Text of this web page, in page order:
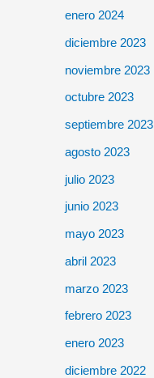
enero 2024
diciembre 2023
noviembre 2023
octubre 2023
septiembre 2023
agosto 2023
julio 2023
junio 2023
mayo 2023
abril 2023
marzo 2023
febrero 2023
enero 2023
diciembre 2022